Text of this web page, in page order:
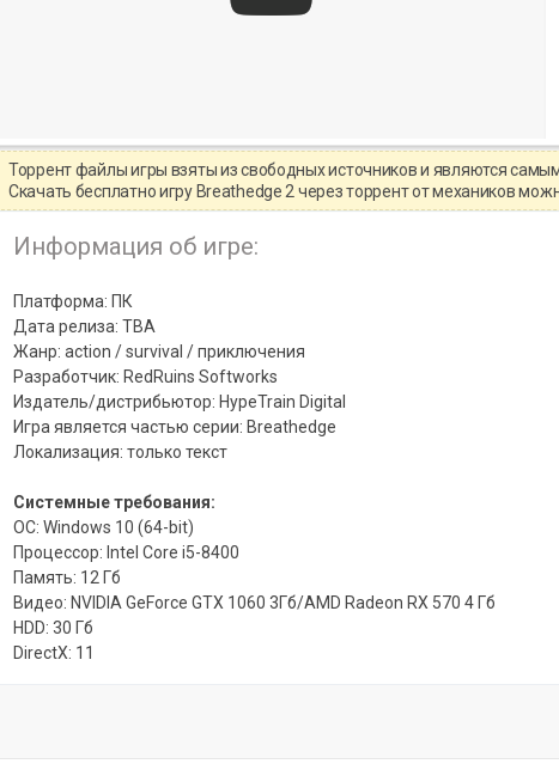
Торрент файлы игры взяты из свободных источников и являются
Скачать бесплатно игру Breathedge 2 через торрент от механиков
Информация об игре:
Платформа: ПК
Дата релиза: TBA
Жанр: action / survival / приключения
Разработчик: RedRuins Softworks
Издатель/дистрибьютор: HypeTrain Digital
Игра является частью серии: Breathedge
Локализация: только текст
Системные требования:
ОС: Windows 10 (64-bit)
Процессор: Intel Core i5-8400
Память: 12 Гб
Видео: NVIDIA GeForce GTX 1060 3Гб/AMD Radeon RX 570 4 Гб
HDD: 30 Гб
DirectX: 11